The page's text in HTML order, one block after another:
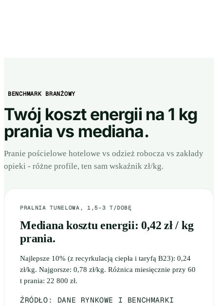
BENCHMARK BRANŻOWY
Twój koszt energii na 1 kg
prania vs mediana.
Pranie pościelowe hotelowe vs odzież robocza vs zakłady
opieki - różne profile, ten sam wskaźnik zł/kg.
PRALNIA TUNELOWA, 1,5-3 T/DOBĘ
Mediana kosztu energii: 0,42 zł / kg
prania.
Najlepsze 10% (z recyrkulacją ciepła i taryfą B23): 0,24
zł/kg. Najgorsze: 0,78 zł/kg. Różnica miesięcznie przy 60
t prania: 22 800 zł.
ŹRÓDŁO: DANE RYNKOWE I BENCHMARKI